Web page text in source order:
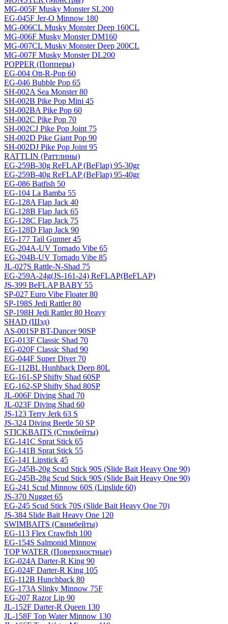
MG-005F Musky Monster SL200
EG-045F Jer-O Minnow 180
MG-006CL Musky Monster Deep 160CL
MG-006F Musky Monster DM160
MG-007CL Musky Monster Deep 200CL
MG-007F Musky Monster DL200
POPPER (Попперы)
EG-004 Ott-R-Pop 60
EG-046 Bubble Pop 65
SH-002A Sea Monster 80
SH-002B Pike Pop Mini 45
SH-002BA Pike Pop 60
SH-002C Pike Pop 70
SH-002CJ Pike Pop Joint 75
SH-002D Pike Giant Pop 90
SH-002DJ Pike Pop Joint 95
RATTLIN (Раттлины)
EG-259B-30g ReFLAP (BeFlap) 95-30gr
EG-259B-40g ReFLAP (BeFlap) 95-40gr
EG-086 Batfish 50
EG-104 La Bamba 55
EG-128A Flap Jack 40
EG-128B Flap Jack 65
EG-128C Flap Jack 75
EG-128D Flap Jack 90
EG-177 Tail Gunner 45
EG-204A-UV Tornado Vibe 65
EG-204B-UV Tornado Vibe 85
JL-027S Rattle-N-Shad 75
EG-259A-24g(JS-161-24) ReFLAP(BeFLAP)
JS-399 BeFLAP BABY 55
SP-027 Euro Vibe Floater 80
SP-198S Jedi Rattler 80
SP-198H Jedi Rattler 80 Heavy
SHAD (Шэд)
AS-001SP BT-Dancer 90SP
EG-013F Classic Shad 70
EG-020F Classic Shad 90
EG-044F Super Diver 70
EG-112BL Hunhback Deep 80L
EG-161-SP Shifty Shad 60SP
EG-162-SP Shifty Shad 80SP
JL-006F Diving Shad 70
JL-023F Diving Shad 60
JS-123 Terry Jerk 63 S
JS-324 Diving Beetle 50 SP
STICKBAITS (Стикбейты)
EG-141C Sprat Stick 65
EG-141B Sprat Stick 55
EG-141 Lipstick 45
EG-245B-20g Scud Stick 90S (Slide Bait Heavy One 90)
EG-245B-28g Scud Stick 90S (Slide Bait Heavy One 90)
EG-241 Scud Minnow 60S (Lipslide 60)
JS-370 Nugget 65
EG-245 Scud Stick 70S (Slide Bait Heavy One 70)
JS-384 Slide Bait Heavy One 120
SWIMBAITS (Свимбейты)
EG-113 Flex Crawfish 100
EG-154S Salmonid Minnow
TOP WATER (Поверхностные)
EG-024A Darter-R King 90
EG-024F Darter-R King 105
EG-112B Hunchback 80
EG-173A Slinky Minnow 75F
EG-207 Razor Lip 90
JL-152F Darter-R Queen 130
JL-158F Top Water Minnow 130